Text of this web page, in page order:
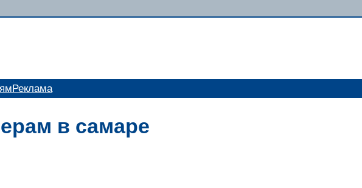
Реклама
в самаре